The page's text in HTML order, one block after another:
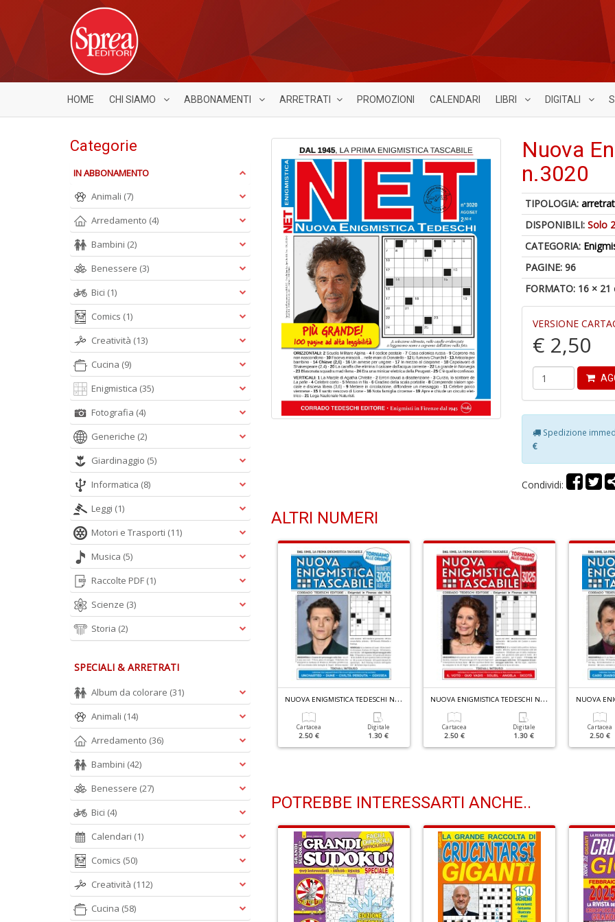
HOME CHI SIAMO ABBONAMENTI ARRETRATI PROMOZIONI CALENDARI LIBRI DIGITALI
Nuova
n.3020
TIPOLOGIA:
DISPONIBILI:Solo
CATEGORIA:
PAGINE: 96
FORMATO: 16 × 21
VERSIONE
€ 2,50
Spedizione
€
Condividi:
ALTRI NUMERI
N
UOVA ENIGMISTICA TEDESCHI N.3012
Digitale
1.30 €
Cartacea
2.50 €
Digitale
N
UOVA ENIGMISTICA TEDESCHI N.3026
Cartacea
2.50 €
Digitale
1.30 €
N
UOVA ENIGMISTICA TEDESCHI N.3025
Cartacea
2.50 €
Digitale
1.30 €
Cartacea
2.50 €
POTREBBE INTERESSARTI ANCHE..
Categorie
IN ABBONAMENTO
Animali (7)
Arredamento (4)
Bambini (2)
Benessere (3)
Bici (1)
Comics (1)
Creatività (13)
Cucina (9)
Enigmistica (35)
Fotografia (4)
Generiche (2)
Giardinaggio (5)
Informatica (8)
Leggi (1)
Motori e Trasporti (11)
Musica (5)
Raccolte PDF (1)
Scienze (3)
Storia (2)
SPECIALI & ARRETRATI
Album da colorare (31)
Animali (14)
Arredamento (36)
Bambini (42)
Benessere (27)
Bici (4)
Calendari (1)
Comics (50)
Creatività (112)
Cucina (58)